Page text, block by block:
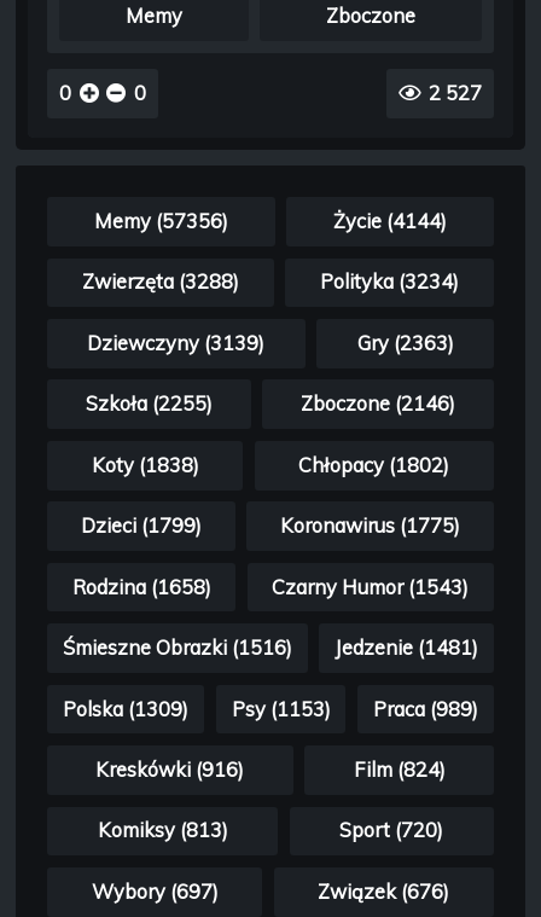
Memy Zboczone
0 0 2 527
Memy (57356) Życie (4144)
Zwierzęta (3288) Polityka (3234)
Dziewczyny (3139) Gry (2363)
Szkoła (2255) Zboczone (2146)
Koty (1838) Chłopacy (1802)
Dzieci (1799) Koronawirus (1775)
Rodzina (1658) Czarny Humor (1543)
Śmieszne Obrazki (1516) Jedzenie (1481)
Polska (1309) Psy (1153) Praca (989)
Kreskówki (916) Film (824)
Komiksy (813) Sport (720)
Wybory (697) Związek (676)